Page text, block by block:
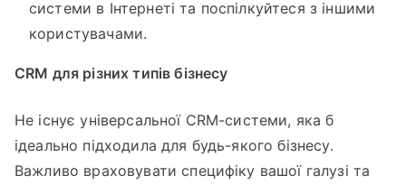
системи в Інтернеті та поспілкуйтеся з іншими
користувачами.
CRM для різних типів бізнесу
Не існує універсальної CRM-системи, яка б
ідеально підходила для будь-якого бізнесу.
Важливо враховувати специфіку вашої галузі та